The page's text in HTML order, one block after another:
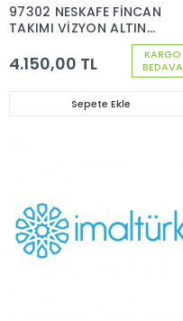
KARGO
BEDAVA
97302 NESKAFE FİNCAN
TAKIMI VİZYON ALTIN
PARÇA
4.150,00 TL
Sepete Ekle